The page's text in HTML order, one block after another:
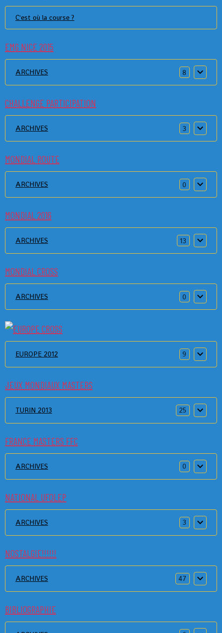
C'est où la course ?
EMG NICE 2015
ARCHIVES 8
CHALLENGE PARTICIPATION
ARCHIVES 3
MONDIAL ROUTE
ARCHIVES 0
MONDIAL 2016
ARCHIVES 13
MONDIAL CROSS
ARCHIVES 0
EUROPE 2012 9
JEUX MONDIAUX MASTERS
TURIN 2013 25
FRANCE MASTERS FFC
ARCHIVES 0
NATIONAL UFOLEP
ARCHIVES 3
NOSTALGIE!!!!!!
ARCHIVES 47
BIBLIOGRAPHIE